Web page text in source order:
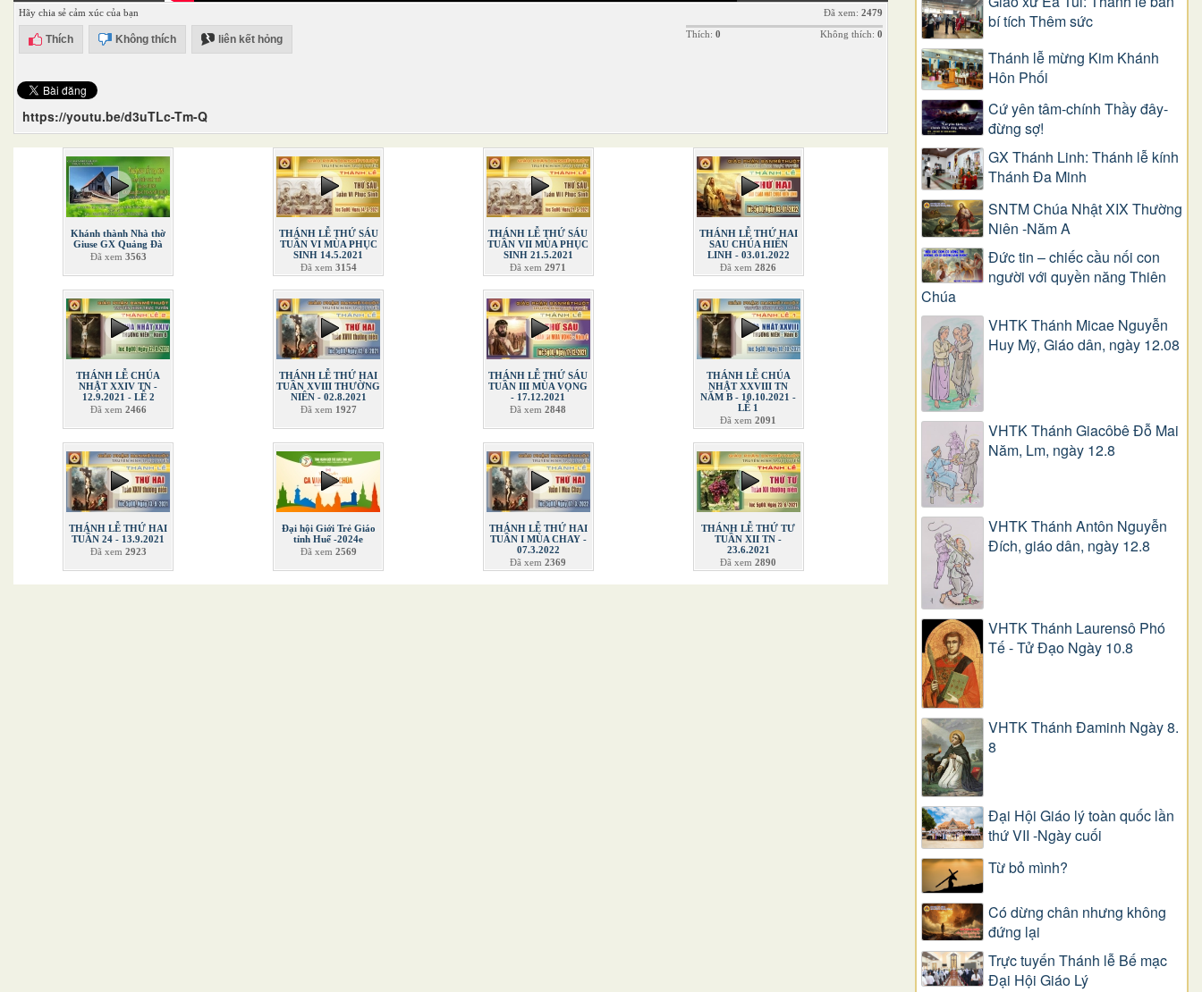
Hãy chia sẻ cảm xúc của bạn
Thích Không thích liên kết hỏng
Đã xem: 2479
Thích: 0 Không thích: 0
https://youtu.be/d3uTLc-Tm-Q
Khánh thành Nhà thờ
Giuse GX Quảng Đà
Đã xem 3563
THÁNH LỄ THỨ SÁU
TUẦN VI MÙA PHỤC
SINH 14.5.2021
Đã xem 3154
THÁNH LỄ THỨ SÁU
TUẦN VII MÙA PHỤC
SINH 21.5.2021
Đã xem2971
THÁNH LỄ THỨ HAI
SAU CHÚA HIỂN
LINH - 03.01.2022
Đã xem2826
THÁNH LỄ CHÚA
NHẬT XXIV TN -
12.9.2021 - LỄ 2
Đã xem 2466
THÁNH LỄ THỨ HAI
TUẦN XVIII THƯỜNG
NIÊN - 02.8.2021
Đã xem 1927
THÁNH LỄ THỨ SÁU
TUẦN III MÙA VỌNG
- 17.12.2021
Đã xem2848
THÁNH LỄ CHÚA
NHẬT XXVIII TN
NĂM B - 10.10.2021 -
LỄ 1
Đã xem2091
THÁNH LỄ THỨ HAI
TUẦN 24 - 13.9.2021
Đã xem 2923
Đại hội Giới Trẻ Giáo
tỉnh Huế -2024e
Đã xem 2569
THÁNH LỄ THỨ HAI
TUẦN I MÙA CHAY -
07.3.2022
Đã xem2369
THÁNH LỄ THỨ TƯ
TUẦN XII TN -
23.6.2021
Đã xem2890
bí tích Thêm sức
Thánh lễ mừng Kim Khánh
Hôn Phối
Cứ yên tâm-chính Thầy đây-
đừng sợ!
GX Thánh Linh: Thánh lễ kính
Thánh Đa Minh
SNTM Chúa Nhật XIX Thường
Niên -Năm A
Đức tin – chiếc cầu nối con
người với quyền năng Thiên
Chúa
VHTK Thánh Micae Nguyễn
Huy Mỹ, Giáo dân, ngày 12.08
VHTK Thánh Giacôbê Ðỗ Mai
Năm, Lm, ngày 12.8
VHTK Thánh Antôn Nguyễn
Ðích, giáo dân, ngày 12.8
VHTK Thánh Laurensô Phó
Tế - Tử Đạo Ngày 10.8
VHTK Thánh Đaminh Ngày 8.
8
Đại Hội Giáo lý toàn quốc lần
thứ VII -Ngày cuối
Từ bỏ mình?
Có dừng chân nhưng không
đứng lại
Trực tuyến Thánh lễ Bế mạc
Đại Hội Giáo Lý